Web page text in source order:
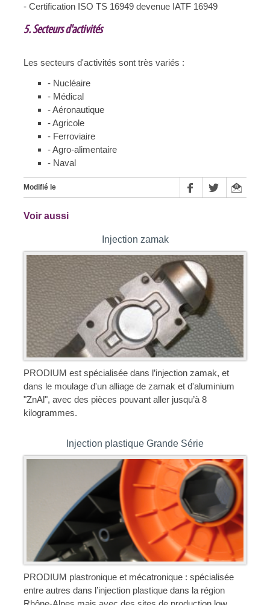
- Certification ISO TS 16949 devenue IATF 16949
5. Secteurs d'activités
Les secteurs d'activités sont très variés :
- Nucléaire
- Médical
- Aéronautique
- Agricole
- Ferroviaire
- Agro-alimentaire
- Naval
Modifié le
Voir aussi
Injection zamak
PRODIUM est spécialisée dans l’injection zamak, et
dans le moulage d'un alliage de zamak et d'aluminium
"ZnAl", avec des pièces pouvant aller jusqu’à 8
kilogrammes.
Injection plastique Grande Série
PRODIUM plastronique et mécatronique : spécialisée
entre autres dans l’injection plastique dans la région